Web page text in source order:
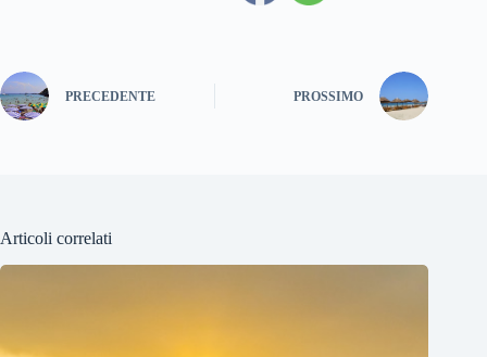
PRECEDENTE PROSSIMO
Articoli correlati